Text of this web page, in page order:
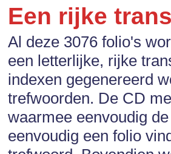
Een rijke
Al deze 3076 folio's
een letterlijke, rijke
indexen gegenereerd
trefwoorden. De CD
waarmee eenvoudig
eenvoudig een folio